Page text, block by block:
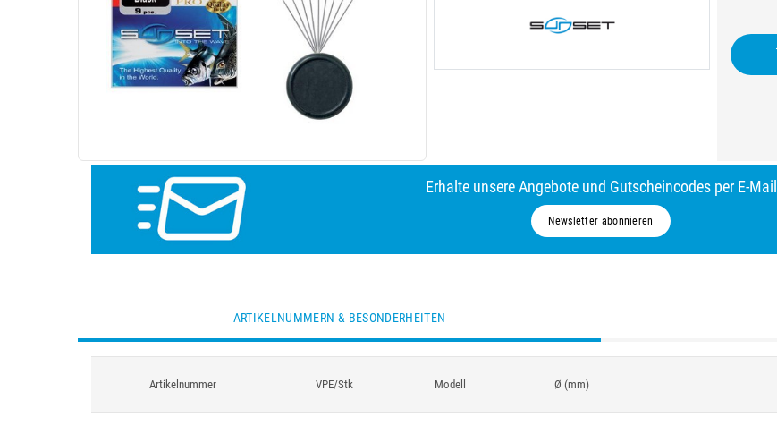
Erhalte unsere Angebote und Gutscheincodes per E-Mail
Newsletter abonnieren
ARTIKELNUMMERN & BESONDERHEITEN
Artikelnummer VPE/Stk Modell Ø (mm)